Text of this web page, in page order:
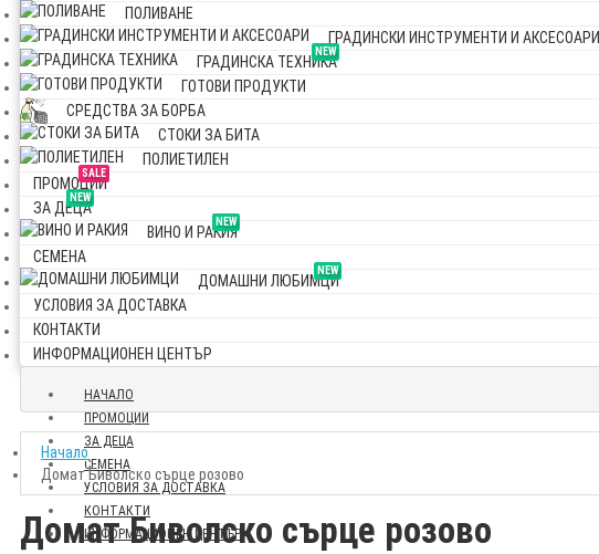
ПОЛИВАНЕ
ГРАДИНСКИ ИНСТРУМЕНТИ И АКСЕСОАРИ
NEW
ГРАДИНСКА ТЕХНИКА
ГОТОВИ ПРОДУКТИ
СРЕДСТВА ЗА БОРБА
СТОКИ ЗА БИТА
ПОЛИЕТИЛЕН
SALE
ПРОМОЦИИ
NEW
ЗА ДЕЦА
NEW
ВИНО И РАКИЯ
СЕМЕНА
NEW
ДОМАШНИ ЛЮБИМЦИ
УСЛОВИЯ ЗА ДОСТАВКА
КОНТАКТИ
ИНФОРМАЦИОНЕН ЦЕНТЪР
НАЧАЛО
ПРОМОЦИИ
ЗА ДЕЦА
СЕМЕНА
УСЛОВИЯ ЗА ДОСТАВКА
КОНТАКТИ
ИНФОРМАЦИОНЕН ЦЕНТЪР
Начало
Домат Биволско сърце розово
Домат Биволско сърце розово